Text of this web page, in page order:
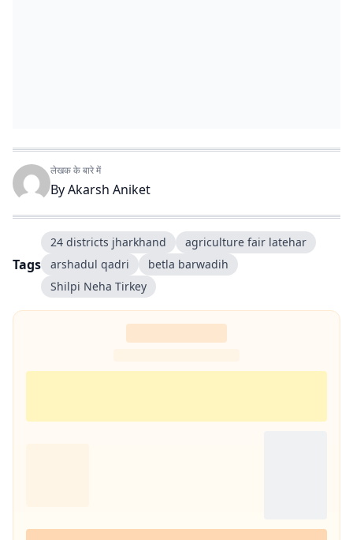
लेखक के बारे में
ByAkarsh Aniket
Tags
24 districts jharkhand
agriculture fair latehar
arshadul qadri
betla barwadih
Shilpi Neha Tirkey